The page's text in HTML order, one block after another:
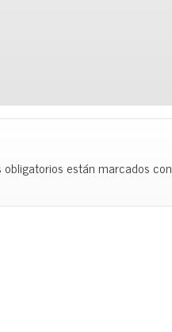
obligatorios están marcados con